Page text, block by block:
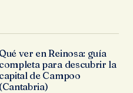
Qué ver en Reinosa: guía
completa para descubrir la
capital de Campoo
(Cantabria)